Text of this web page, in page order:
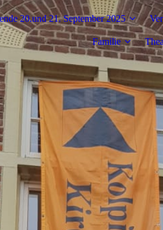
20.und 21. September 2025
Familie